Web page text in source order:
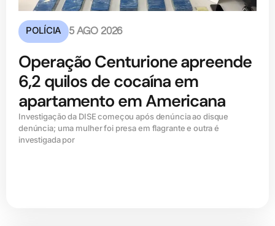
POLÍCIA 5 AGO 2026
Operação Centurione apreende
6,2 quilos de cocaína em
apartamento em Americana
Investigação da DISE começou após denúncia ao disque
denúncia; uma mulher foi presa em flagrante e outra é
investigada por